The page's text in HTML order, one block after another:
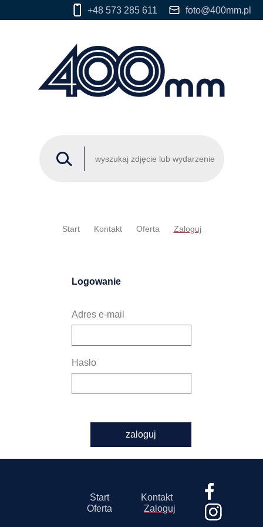
+48 573 285 611 foto@400mm.pl
Start Kontakt Oferta Zaloguj
Logowanie
Adres e-mail
Hasło
zaloguj
Start
Kontakt
Oferta
Zaloguj